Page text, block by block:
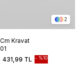
2
Kravat
431,99 TL
%10